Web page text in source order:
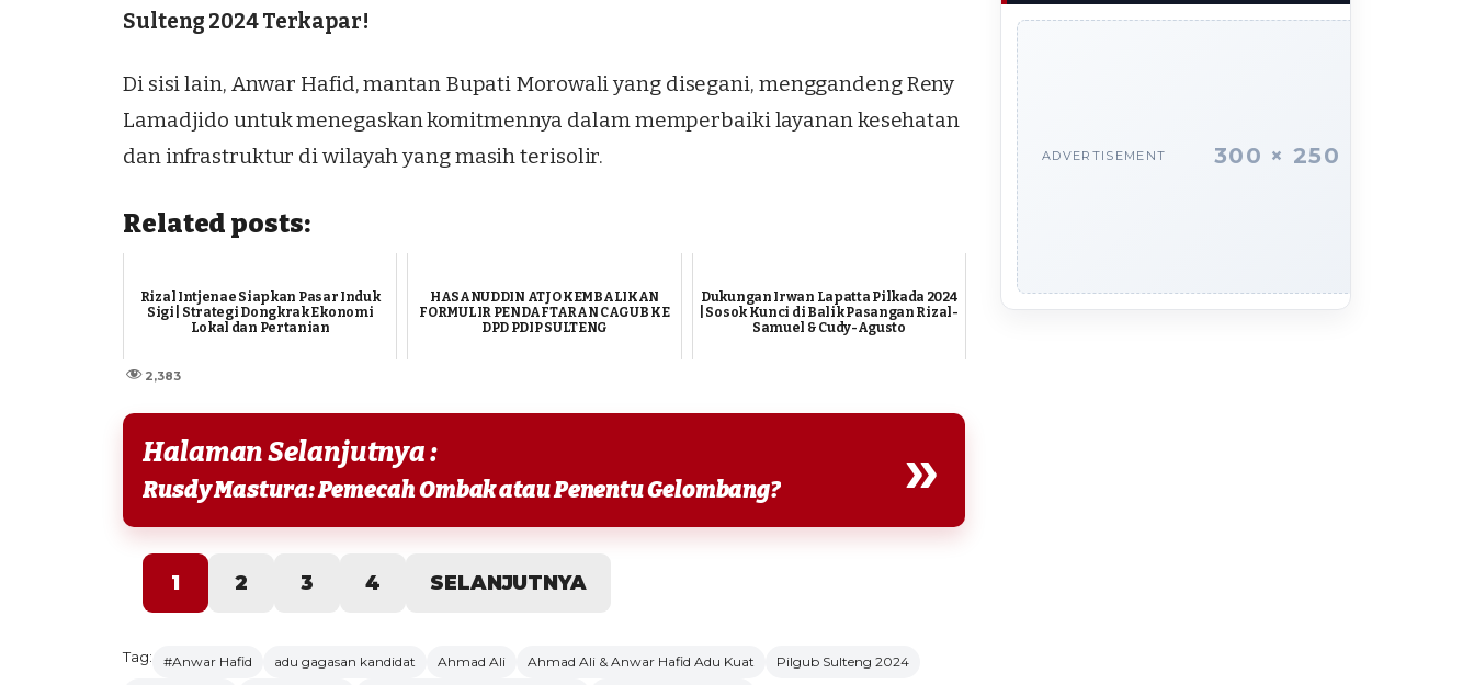
Sulteng 2024 Terkapar!
Di sisi lain, Anwar Hafid, mantan Bupati Morowali yang disegani, menggandeng Reny
Lamadjido untuk menegaskan komitmennya dalam memperbaiki layanan kesehatan
dan infrastruktur di wilayah yang masih terisolir.
Related posts:
Rizal Intjenae Siapkan Pasar Induk
Sigi | Strategi Dongkrak Ekonomi
Lokal dan Pertanian
HASANUDDIN ATJO KEMBALIKAN
FORMULIR PENDAFTARAN CAGUB KE
DPD PDIP SULTENG
Dukungan Irwan Lapatta Pilkada 2024
| Sosok Kunci di Balik Pasangan Rizal-
Samuel & Cudy-Agusto
2,383
Halaman Selanjutnya :
Rusdy Mastura: Pemecah Ombak atau Penentu Gelombang? »
1 2 3 4 SELANJUTNYA
Tag: #Anwar Hafid adu gagasan kandidat Ahmad Ali Ahmad Ali & Anwar Hafid Adu Kuat
Pilgub Sulteng 2024
ADVERTISEMENT 300 × 250